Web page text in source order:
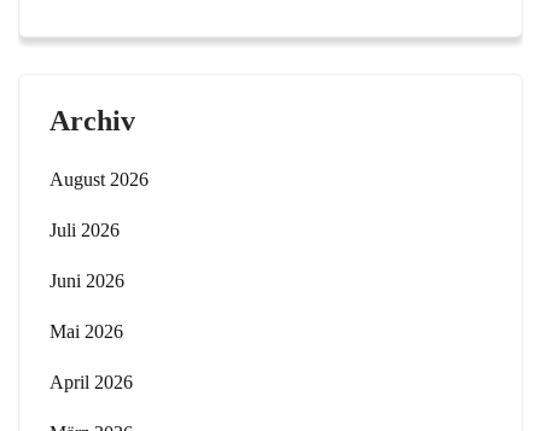
Archiv
August 2026
Juli 2026
Juni 2026
Mai 2026
April 2026